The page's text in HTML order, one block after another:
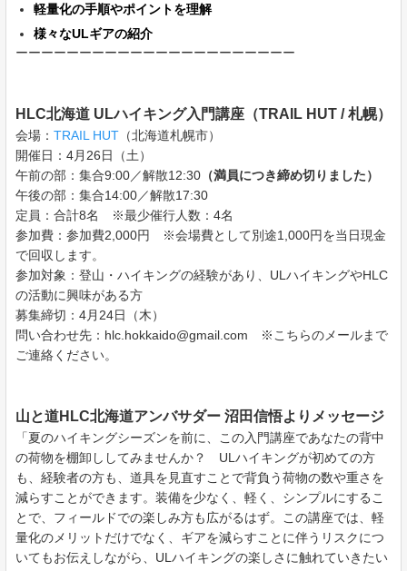
軽量化の手順やポイントを理解
様々なULギアの紹介
ーーーーーーーーーーーーーーーーーーーーーー
HLC北海道 ULハイキング入門講座（TRAIL HUT / 札幌）
会場： TRAIL HUT （北海道札幌市）
開催日：4月26日（土）
午前の部：集合9:00／解散12:30 （満員につき締め切りました）
午後の部：集合14:00／解散17:30
定員：合計8名 ※最少催行人数：4名
参加費：参加費2,000円 ※会場費として別途1,000円を当日現金
で回収します。
参加対象：登山・ハイキングの経験があり、ULハイキングやHLC
の活動に興味がある方
募集締切：4月24日（木）
問い合わせ先：hlc.hokkaido@gmail.com ※こちらのメールまで
ご連絡ください。
山と道HLC北海道アンバサダー 沼田信悟よりメッセージ
「夏のハイキングシーズンを前に、この入門講座であなたの背中
の荷物を棚卸ししてみませんか？ ULハイキングが初めての方
も、経験者の方も、道具を見直すことで背負う荷物の数や重さを
減らすことができます。装備を少なく、軽く、シンプルにするこ
とで、フィールドでの楽しみ方も広がるはず。この講座では、軽
量化のメリットだけでなく、ギアを減らすことに伴うリスクにつ
いてもお伝えしながら、ULハイキングの楽しさに触れていきたい